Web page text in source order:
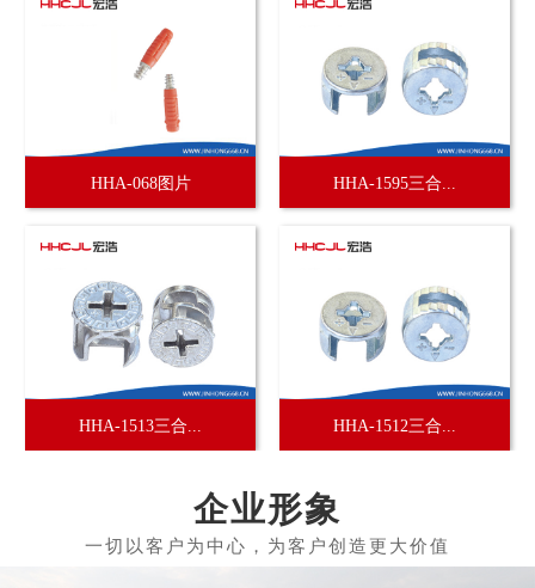
HHA-068图片 HHA-1595三合...
HHA-1513三合... HHA-1512三合...
企业形象